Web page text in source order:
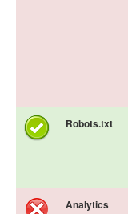
Robots.txt
Analytics